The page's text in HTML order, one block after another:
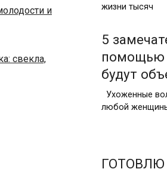
и
свекла,
жизни тысяч
5
помощью
будут
Ухоженные
любой
ГОТОВЛЮ